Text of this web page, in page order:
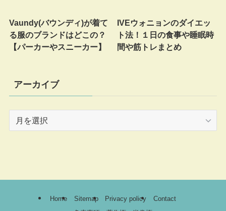
Vaundy(バウンディ)が着て
る服のブランドはどこの？
【パーカーやスニーカー】
IVEウォニョンのダイエッ
ト法！１日の食事や睡眠時
間や筋トレまとめ
アーカイブ
Home Sitemap Privacy policy
Contact